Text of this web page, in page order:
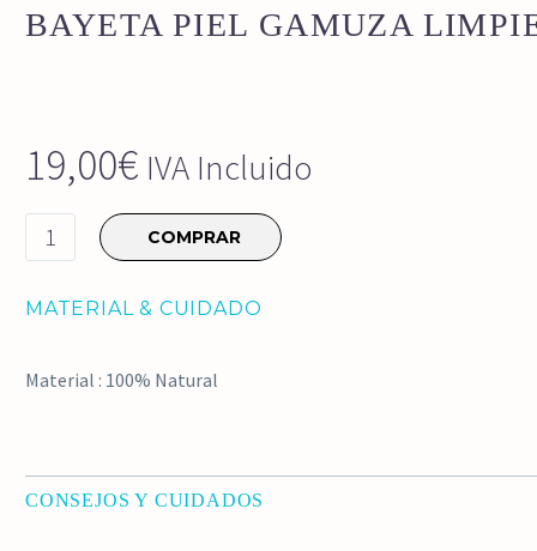
BAYETA PIEL GAMUZA
19,00€ IVA Incluido
Bayeta
piel
limpieza
COMPRAR
MATERIAL & CUIDADO
Material : 100% Natural
CONSEJOS Y CUIDADOS